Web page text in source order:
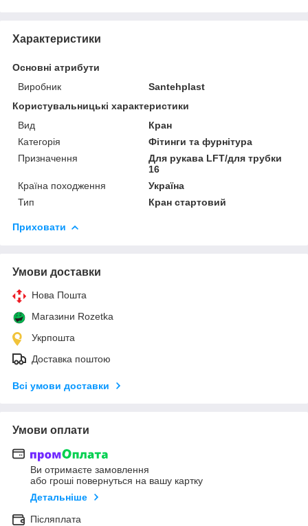
Характеристики
Основні атрибути
Виробник
Santehplast
Користувальницькі характеристики
Вид
Кран
Категорія
Фітинги та фурнітура
Призначення
Для рукава LFT/для трубки
16
Країна походження
Україна
Тип
Кран стартовий
Приховати
Умови доставки
Нова Пошта
Магазини Rozetka
Укрпошта
Доставка поштою
Всі умови доставки
Умови оплати
Ви отримаєте замовлення
або гроші повернуться на вашу картку
Детальніше
Післяплата